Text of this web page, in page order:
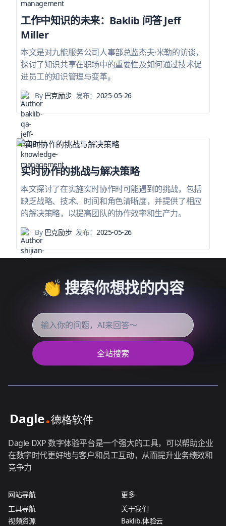
工作中知识的未来：Baklib 问答 Jeff
Miller
本文是对九能服务公司人事部总监杰夫·米勒的访谈，
探讨了知识共享在职场中的重要性及如何通过技术促
进员工的知识管理与变革。
By巴克励步 发布：2025-05-26
实时协作的挑战与解决策略
本文探讨了在实施实时协作时可能遇到的挑战，包括
缺乏战略、技术、时间和角色清晰度，并提供了相应
的解决策略，以提高团队的协作效率和生产力。
By巴克励步 发布：2025-05-26
👏 搜索你想找的内容
全站搜索
Dagle DXP 数字体验平台是一个强大的工具，可以帮助企业
在数字时代更好地与客户和员工互动，从而提升业务绩效和
竞争力
网站导航
工具导航
视频资源
更多
关于我们
Baklib.体验云